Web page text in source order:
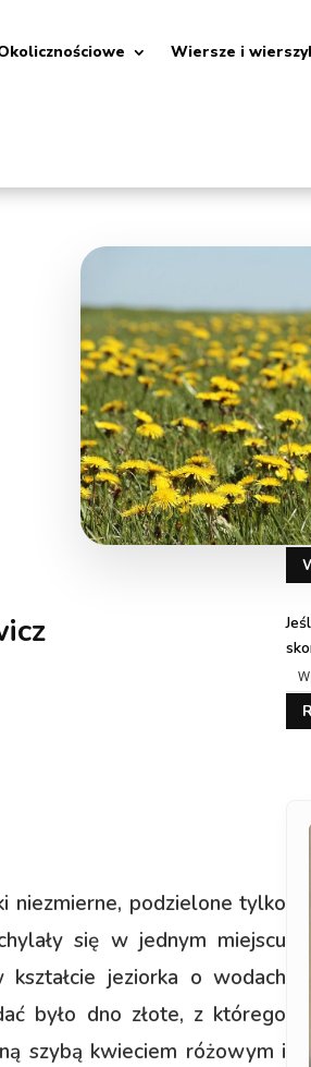
Wiersze i
niezmierne, podzielone tylko
się w jednym miejscu
jeziorka o wodach
było dno złote, z którego
szybą kwieciem różowym i